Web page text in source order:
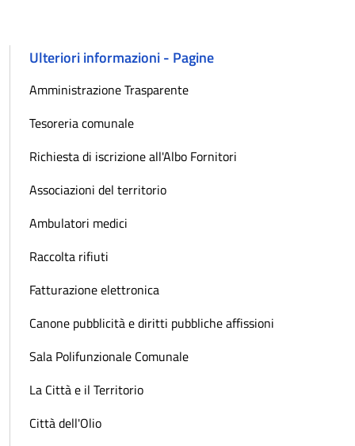
Ulteriori informazioni - Pagine
Amministrazione Trasparente
Tesoreria comunale
Richiesta di iscrizione all'Albo Fornitori
Associazioni del territorio
Ambulatori medici
Raccolta rifiuti
Fatturazione elettronica
Canone pubblicità e diritti pubbliche affissioni
Sala Polifunzionale Comunale
La Città e il Territorio
Città dell'Olio